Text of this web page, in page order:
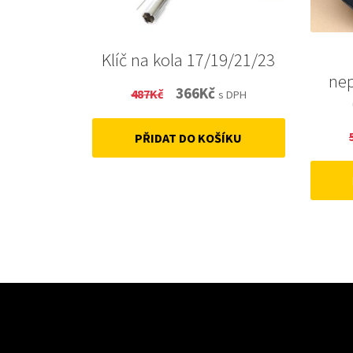
Klíč na kola 17/19/21/23
487Kč
Original
price
was:
366KčCurrent
price
is:
s DPH
PŘIDAT DO KOŠÍKU